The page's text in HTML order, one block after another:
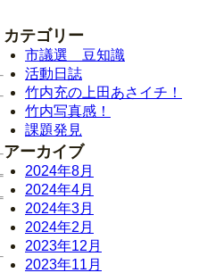
カテゴリー
市議選 豆知識
活動日誌
竹内充の上田あさイチ！
竹内写真感！
課題発見
アーカイブ
2024年8月
2024年4月
2024年3月
2024年2月
2023年12月
2023年11月